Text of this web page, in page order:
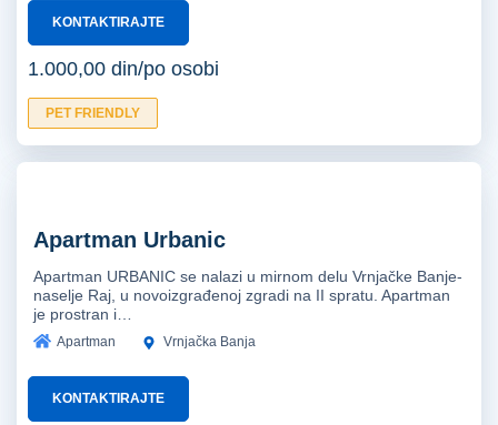
KONTAKTIRAJTE
1.000,00 din/po osobi
PET FRIENDLY
Apartman Urbanic
Apartman URBANIC se nalazi u mirnom delu Vrnjačke Banje-
naselje Raj, u novoizgrađenoj zgradi na II spratu. Apartman
je prostran i…
Apartman Vrnjačka Banja
KONTAKTIRAJTE